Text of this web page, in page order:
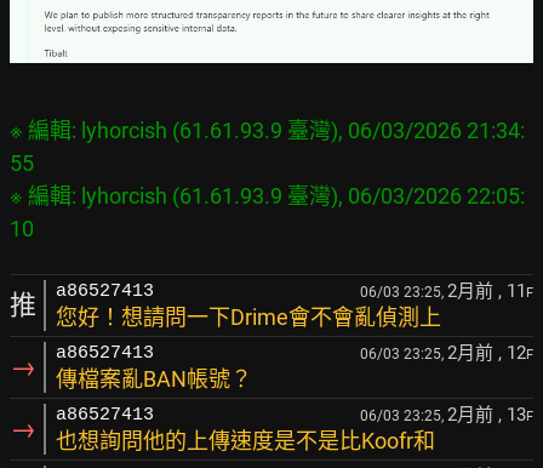
※ 編輯: lyhorcish (61.61.93.9 臺灣), 06/03/2026 21:34:
55
※ 編輯: lyhorcish (61.61.93.9 臺灣), 06/03/2026 22:05:
推 a86527413 06/03 23:25, 2月前 , 11 F
您好！想請問一下Drime會不會亂偵測上
→ a86527413 06/03 23:25, 2月前 , 12F
傳檔案亂BAN帳號？
→ a86527413 06/03 23:25, 2月前 , 13F
也想詢問他的上傳速度是不是比Koofr和